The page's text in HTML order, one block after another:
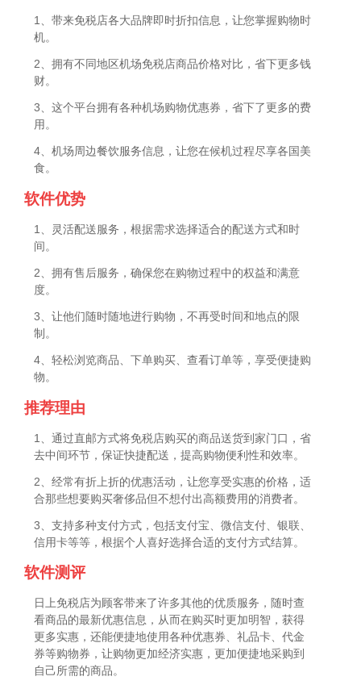
1、带来免税店各大品牌即时折扣信息，让您掌握购物时
机。
2、拥有不同地区机场免税店商品价格对比，省下更多钱
财。
3、这个平台拥有各种机场购物优惠券，省下了更多的费
用。
4、机场周边餐饮服务信息，让您在候机过程尽享各国美
食。
软件优势
1、灵活配送服务，根据需求选择适合的配送方式和时
间。
2、拥有售后服务，确保您在购物过程中的权益和满意
度。
3、让他们随时随地进行购物，不再受时间和地点的限
制。
4、轻松浏览商品、下单购买、查看订单等，享受便捷购
物。
推荐理由
1、通过直邮方式将免税店购买的商品送货到家门口，省
去中间环节，保证快捷配送，提高购物便利性和效率。
2、经常有折上折的优惠活动，让您享受实惠的价格，适
合那些想要购买奢侈品但不想付出高额费用的消费者。
3、支持多种支付方式，包括支付宝、微信支付、银联、
信用卡等等，根据个人喜好选择合适的支付方式结算。
软件测评
日上免税店为顾客带来了许多其他的优质服务，随时查
看商品的最新优惠信息，从而在购买时更加明智，获得
更多实惠，还能便捷地使用各种优惠券、礼品卡、代金
券等购物券，让购物更加经济实惠，更加便捷地采购到
自己所需的商品。